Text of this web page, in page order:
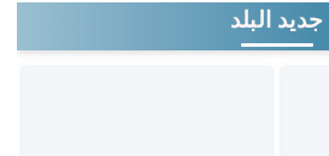
جديد البلد